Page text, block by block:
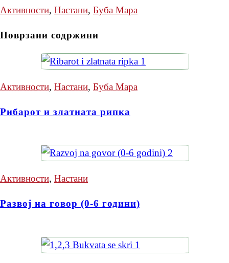
Активности, Настани, Буба Мара
Поврзани содржини
Активности, Настани, Буба Мара
Рибарот и златната рипка
Активности, Настани
Развој на говор (0-6 години)